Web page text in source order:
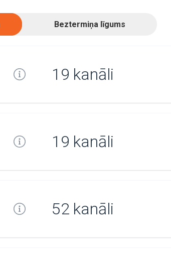
Beztermiņa līgums
19 kanāli
19 kanāli
52 kanāli